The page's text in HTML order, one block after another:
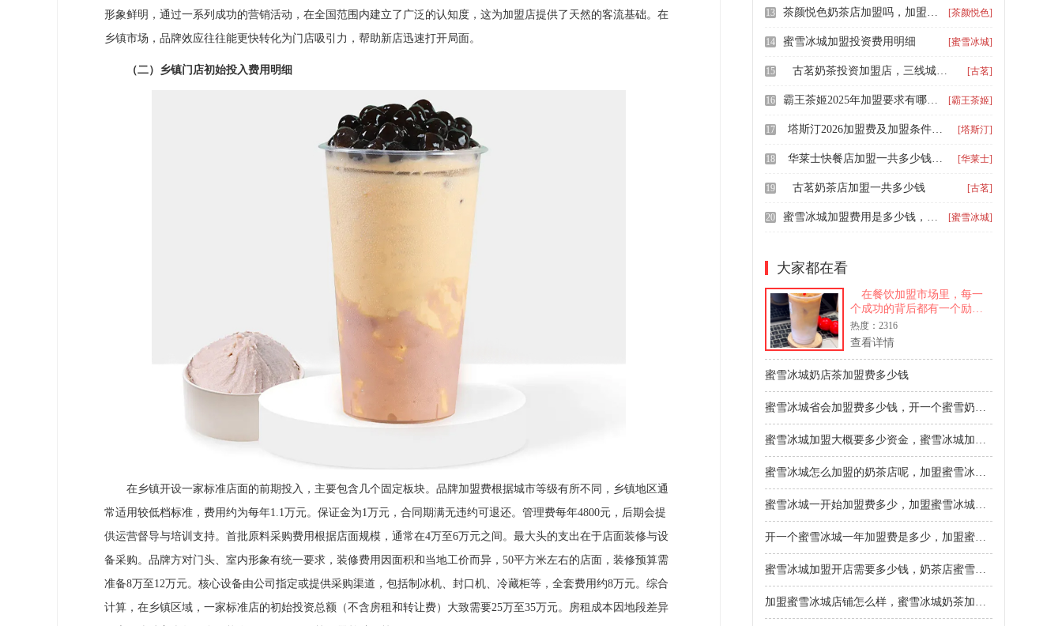
形象鲜明，通过一系列成功的营销活动，在全国范围内建立了广泛的认知度，这为加盟店提供了天然的客流基础。在
乡镇市场，品牌效应往往能更快转化为门店吸引力，帮助新店迅速打开局面。
（二）乡镇门店初始投入费用明细
在乡镇开设一家标准店面的前期投入，主要包含几个固定板块。品牌加盟费根据城市等级有所不同，乡镇地区通
常适用较低档标准，费用约为每年1.1万元。保证金为1万元，合同期满无违约可退还。管理费每年4800元，后期会提
供运营督导与培训支持。首批原料采购费用根据店面规模，通常在4万至6万元之间。最大头的支出在于店面装修与设
备采购。品牌方对门头、室内形象有统一要求，装修费用因面积和当地工价而异，50平方米左右的店面，装修预算需
准备8万至12万元。核心设备由公司指定或提供采购渠道，包括制冰机、封口机、冷藏柜等，全套费用约8万元。综合
计算，在乡镇区域，一家标准店的初始投资总额（不含房租和转让费）大致需要25万至35万元。房租成本因地段差异
13 茶颜悦色奶茶店加盟吗，加盟茶颜悦色的加盟条件要求 [茶颜悦色]
14 蜜雪冰城加盟投资费用明细 [蜜雪冰城]
15 古茗奶茶投资加盟店，三线城市加盟古茗需要多少钱 [古茗]
16 霸王茶姬2025年加盟要求有哪些，霸王茶姬加盟费包含那些 [霸王茶姬]
17 塔斯汀2026加盟费及加盟条件，加盟塔斯汀大概多少万左右 [塔斯汀]
18 华莱士快餐店加盟一共多少钱，华莱士2026年乡镇怎么加盟费多少 [华莱士]
19 古茗奶茶店加盟一共多少钱 [古茗]
20 蜜雪冰城加盟费用是多少钱，加盟蜜雪冰城要什么条件 [蜜雪冰城]
大家都在看
在餐饮加盟市场里，每一
个成功的背后都有一个励志
的故事。从最初的梦想家到
如今的行业佼佼者，他们用
坚持和努力书写着属于自己
个商业平台，更是
热度：2316
查看详情
蜜雪冰城奶店茶加盟费多少钱
蜜雪冰城省会加盟费多少钱，开一个蜜雪奶茶店要多少加盟费
蜜雪冰城加盟大概要多少资金，蜜雪冰城加盟前需要什么
蜜雪冰城怎么加盟的奶茶店呢，加盟蜜雪冰城费用一共需要多少钱
蜜雪冰城一开始加盟费多少，加盟蜜雪冰城有哪些条件和要求
开一个蜜雪冰城一年加盟费是多少，加盟蜜雪冰城奶茶店一共多少钱
蜜雪冰城加盟开店需要多少钱，奶茶店蜜雪冰城加盟条件及流程
加盟蜜雪冰城店铺怎么样，蜜雪冰城奶茶加盟费用一般多少